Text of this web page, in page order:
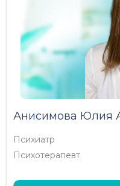
Анисимова Юлия
Психиатр
Психотерапевт